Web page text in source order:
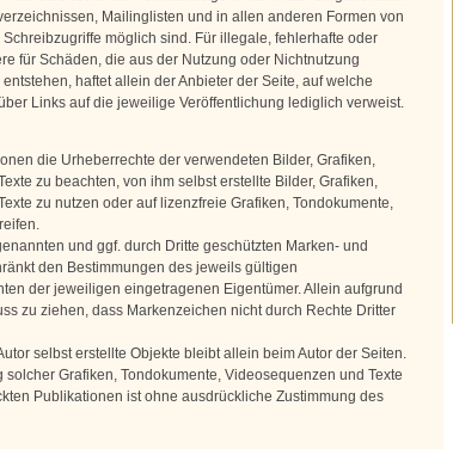
Mailinglisten und in allen anderen Formen von
möglich sind. Für illegale, fehlerhafte oder
für Schäden, die aus der Nutzung oder Nichtnutzung
haftet allein der Anbieter der Seite, auf welche
Links auf die jeweilige Veröffentlichung lediglich verweist.
die Urheberrechte der verwendeten Bilder, Grafiken,
zu beachten, von ihm selbst erstellte Bilder, Grafiken,
zu nutzen oder auf lizenzfreie Grafiken, Tondokumente,
und ggf. durch Dritte geschützten Marken- und
den Bestimmungen des jeweils gültigen
der jeweiligen eingetragenen Eigentümer. Allein aufgrund
zu ziehen, dass Markenzeichen nicht durch Rechte Dritter
selbst erstellte Objekte bleibt allein beim Autor der Seiten.
Grafiken, Tondokumente, Videosequenzen und Texte
Publikationen ist ohne ausdrückliche Zustimmung des